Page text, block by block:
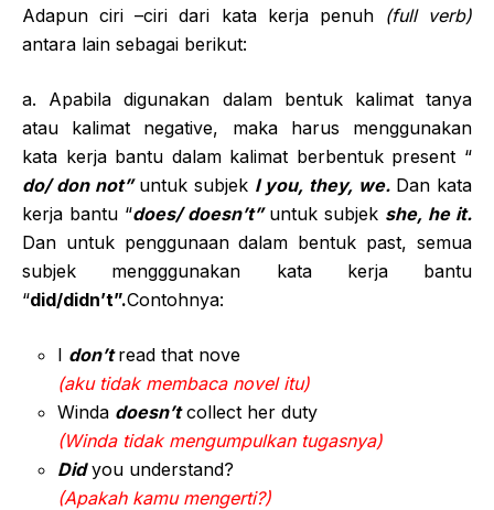
Adapun ciri –ciri dari kata kerja penuh (full verb)
antara lain sebagai berikut:
a. Apabila digunakan dalam bentuk kalimat tanya
atau kalimat negative, maka harus menggunakan
kata kerja bantu dalam kalimat berbentuk present “
do/ don not” untuk subjek I you, they, we. Dan kata
kerja bantu “does/ doesn’t” untuk subjek she, he it.
Dan untuk penggunaan dalam bentuk past, semua
subjek mengggunakan kata kerja bantu
“did/didn’t”.Contohnya:
I don’tread that nove
(aku tidak membaca novel itu)
Winda doesn’tcollect her duty
(Winda tidak mengumpulkan tugasnya)
Didyou understand?
(Apakah kamu mengerti?)